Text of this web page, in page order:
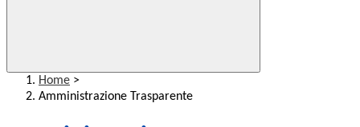
Home >
Amministrazione Trasparente